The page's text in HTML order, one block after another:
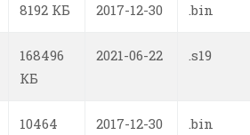
8192 КБ 2017-12-30 .bin
168496
КБ
2021-06-22 .s19
10464
2017-12-30 .bin